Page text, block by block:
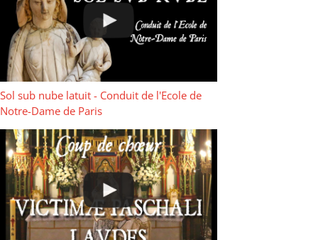
Sol sub nube latuit - Conduit de l'Ecole de
Notre-Dame de Paris